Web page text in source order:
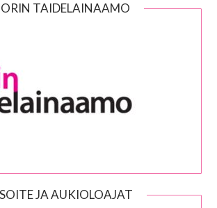
TAIDELAINAAMO
JA AUKIOLOAJAT